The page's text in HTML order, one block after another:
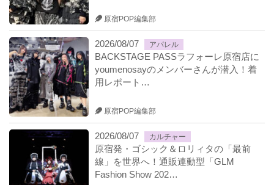
原宿POP編集部
2026/08/07 アパレル
BACKSTAGE PASSラフォーレ原宿店に
youmenosayのメンバーさんが潜入！着
用レポート…
原宿POP編集部
2026/08/07 カルチャー
原宿発・ゴシック＆ロリィタの「最前
線」を世界へ！通販連動型「GLM
Fashion Show 202…